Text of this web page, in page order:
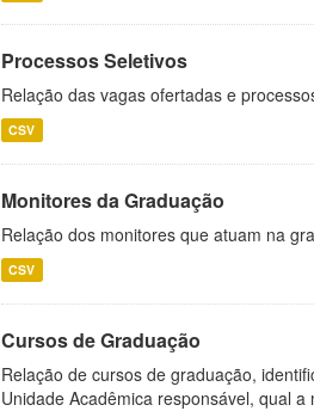
Processos Seletivos
Relação das vagas ofertadas e
CSV
Monitores da Graduação
Relação dos monitores que atuam na
CSV
Cursos de Graduação
Relação de cursos de graduação,
Unidade Acadêmica responsável, qual a